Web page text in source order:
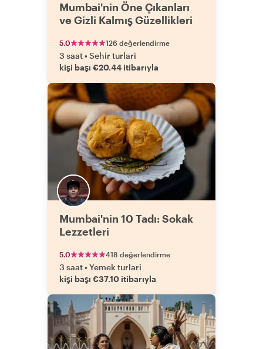
Mumbai'nin Öne Çıkanları
ve Gizli Kalmış Güzellikleri
5.0 126 değerlendirme
3 saat•Sehir turlari
kişi başı €20.44 itibarıyla
Mumbai'nin 10 Tadı: Sokak
Lezzetleri
5.0 418 değerlendirme
3 saat•Yemek turlari
kişi başı €37.10 itibarıyla